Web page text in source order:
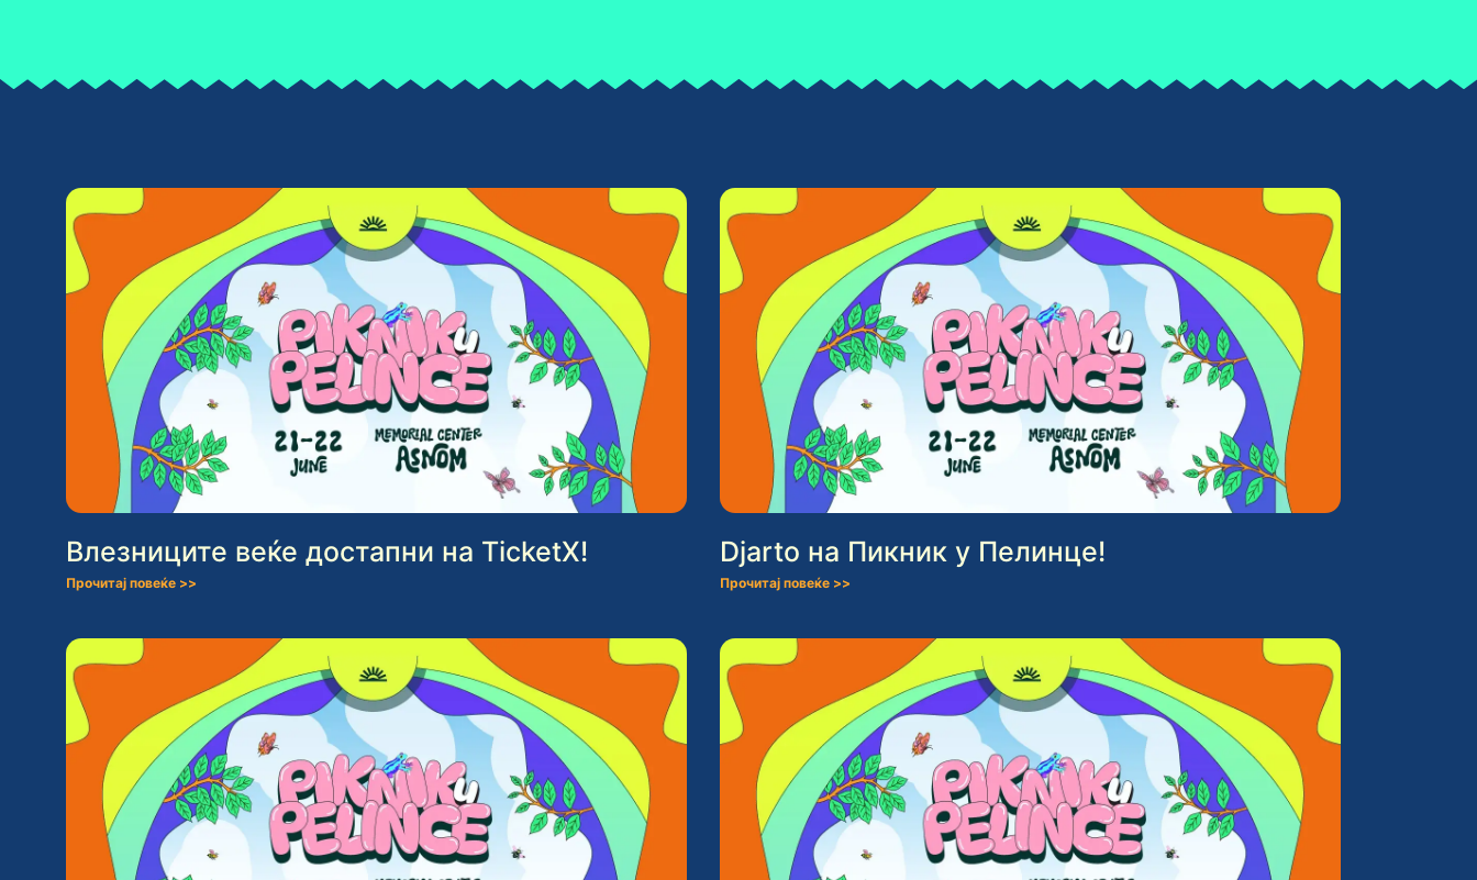
Влезниците веќе достапни нa TicketX!
Прочитај повеќе >>
Djarto на Пикник у Пелинце!
Прочитај повеќе >>